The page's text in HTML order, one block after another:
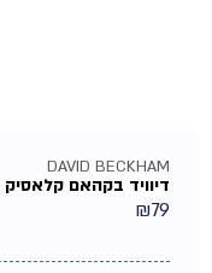
DAVID BECKHAM
דיוויד בקהאם קלאסיק
₪79